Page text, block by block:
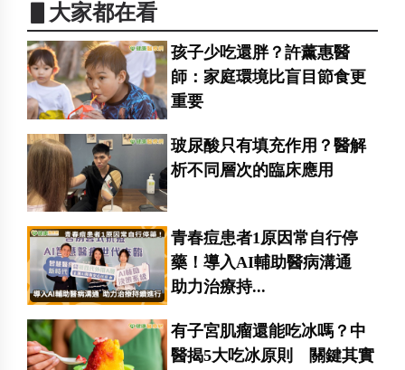
▋大家都在看
孩子少吃還胖？許薰惠醫
師：家庭環境比盲目節食更
重要
玻尿酸只有填充作用？醫解
析不同層次的臨床應用
青春痘患者1原因常自行停
藥！導入AI輔助醫病溝通
助力治療持...
有子宮肌瘤還能吃冰嗎？中
醫揭5大吃冰原則 關鍵其實